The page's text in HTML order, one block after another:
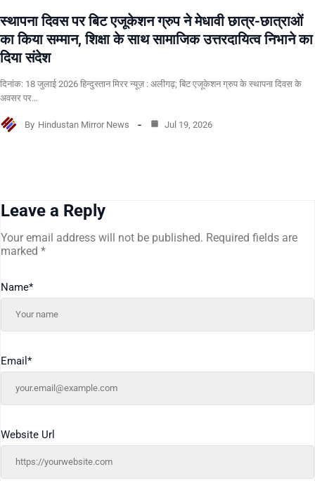
स्थापना दिवस पर बिट एजूकेशन ग्रुप ने मेधावी छात्र-छात्राओं
का किया सम्मान, शिक्षा के साथ सामाजिक उत्तरदायित्व निभाने का
दिया संदेश
दिनांक: 18 जुलाई 2026 हिन्दुस्तान मिरर न्यूज़ : अलीगढ़; बिट एजूकेशन ग्रुप के स्थापना दिवस के
अवसर पर…
By Hindustan Mirror News Jul 19, 2026
Leave a Reply
Your email address will not be published. Required fields are
marked *
Name*
Email *
Website Url